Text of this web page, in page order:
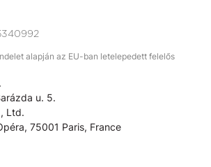
alapján az EU-ban letelepedett felelős
u. 5.
Ltd.
75001 Paris, France